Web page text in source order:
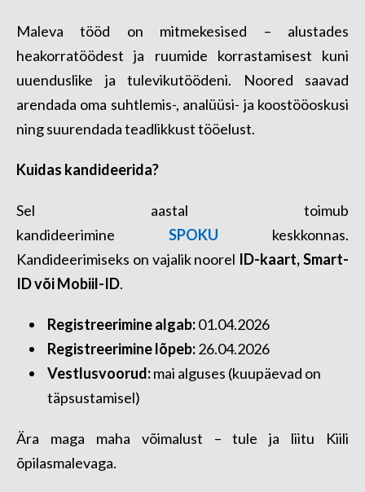
Maleva tööd on mitmekesised – alustades
heakorratöödest ja ruumide korrastamisest kuni
uuenduslike ja tulevikutöödeni. Noored saavad
arendada oma suhtlemis-, analüüsi- ja koostööoskusi
ning suurendada teadlikkust tööelust.
Kuidas kandideerida?
Sel aastal toimub
kandideerimine SPOKU keskkonnas.
Kandideerimiseks on vajalik noorel ID-kaart, Smart-
ID või Mobiil-ID.
Registreerimine algab:01.04.2026
Registreerimine lõpeb:26.04.2026
Vestlusvoorud:mai alguses (kuupäevad on
täpsustamisel)
Ära maga maha võimalust – tule ja liitu Kiili
õpilasmalevaga.